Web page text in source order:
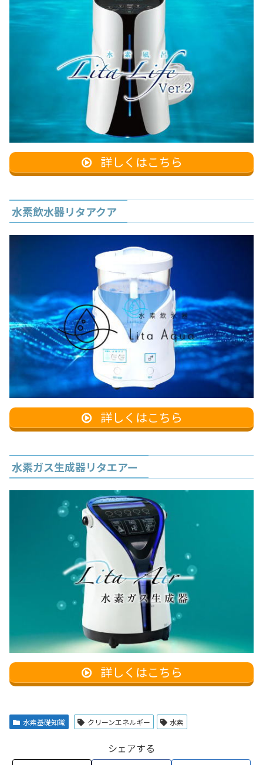
詳しくはこちら
水素飲水器リタアクア
詳しくはこちら
水素ガス生成器リタエアー
詳しくはこちら
水素基礎知識 クリーンエネルギー 水素
シェアする